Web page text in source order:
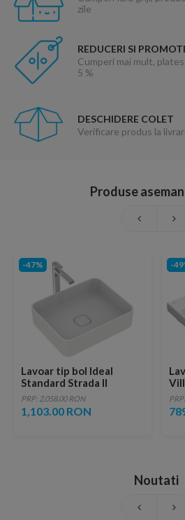
zile
REDUCERI SI
Cumperi mai mult,
5 %
DESCHIDERE COLET
Verificare produs la
Produse
-47%
Lavoar tip bol Ideal
Standard Strada II
50x40cm cu montare pe
blat
PRP: 2,058.00 RON
1,103.00 RON
-
Noutati